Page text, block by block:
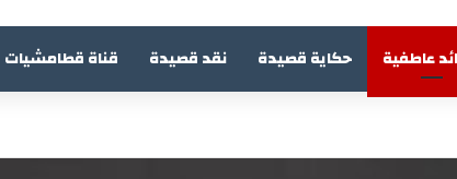
عاطفية حكاية قصيدة نقد قصيدة قناة قطامشيات